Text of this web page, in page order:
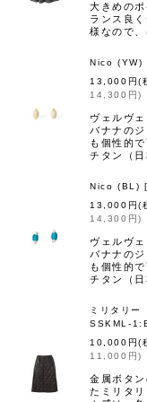
大きめの
ランス良
様なので
Nico (YW)
13,000 円(
14,300 円)
ヴェルヴ
バナナの
も個性的
チタン（
Nico (BL) [
13,000 円(
14,300 円)
ヴェルヴ
バナナの
も個性的
チタン（
ミリタリー
SSKML-
10,000 円(
11,000 円)
金属ボタ
たミリタ